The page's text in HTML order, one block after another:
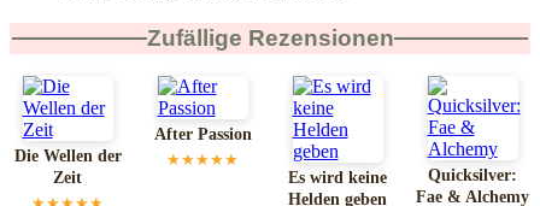
Zufällige Rezensionen
Die Wellen der
Zeit
After Passion
★★★★★
Es wird keine
Helden geben
Quicksilver:
Fae & Alchemy